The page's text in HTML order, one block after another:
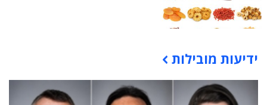
תוכן פרסומי
ידיעות מובילות